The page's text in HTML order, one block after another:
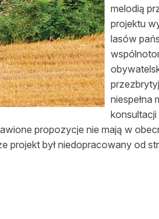
melodią
projektu
lasów
niespełna
konsultacji
propozycje nie mają w
projekt był niedopracowany od